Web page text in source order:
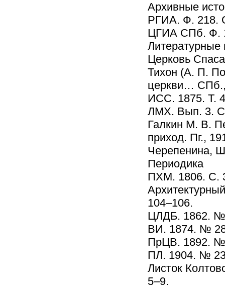
Архивные
РГИА. Ф. 218.
ЦГИА СПб. Ф.
Литературные
Церковь
Тихон (А. П.
церкви…
ИСС. 1875. Т.
ЛМХ. Вып. 3.
Галкин М. В.
приход. Пг.,
Черепенина,
Периодика
ПХМ. 1806. С.
104–106.
ЦЛДБ. 1862. №
ВИ. 1874. №
ПрЦВ. 1892. №
ПЛ. 1904. №
Листок
5–9.